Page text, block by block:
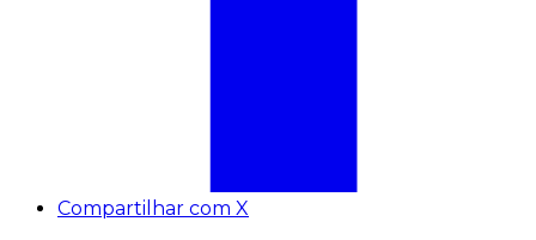
Compartilhar com X